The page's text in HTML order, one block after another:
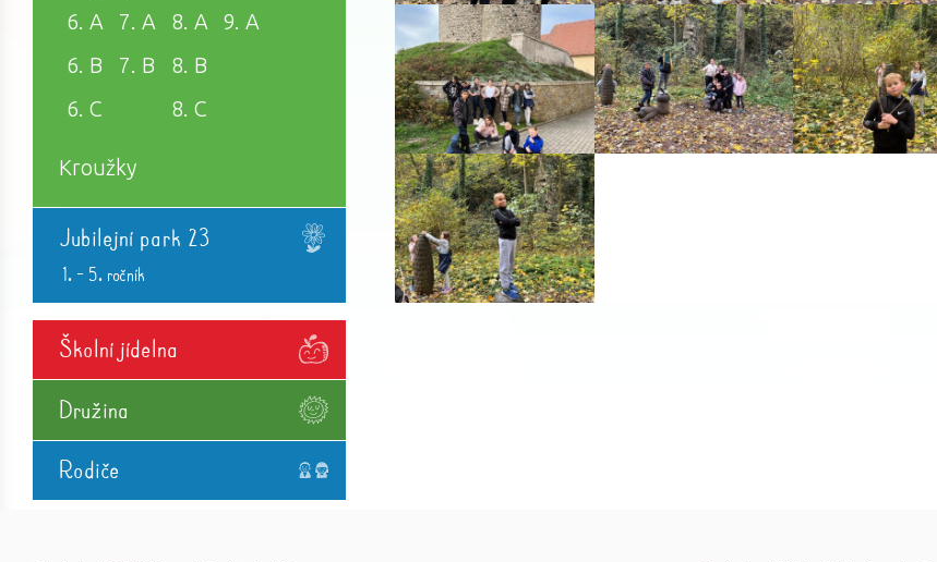
6. A
6. B
6. C
7. A
7. B
8. A
8. B
8. C
9. A
Kroužky
Jubilejní park 23
1. - 5. ročník
Školní jídelna
Družina
Rodiče